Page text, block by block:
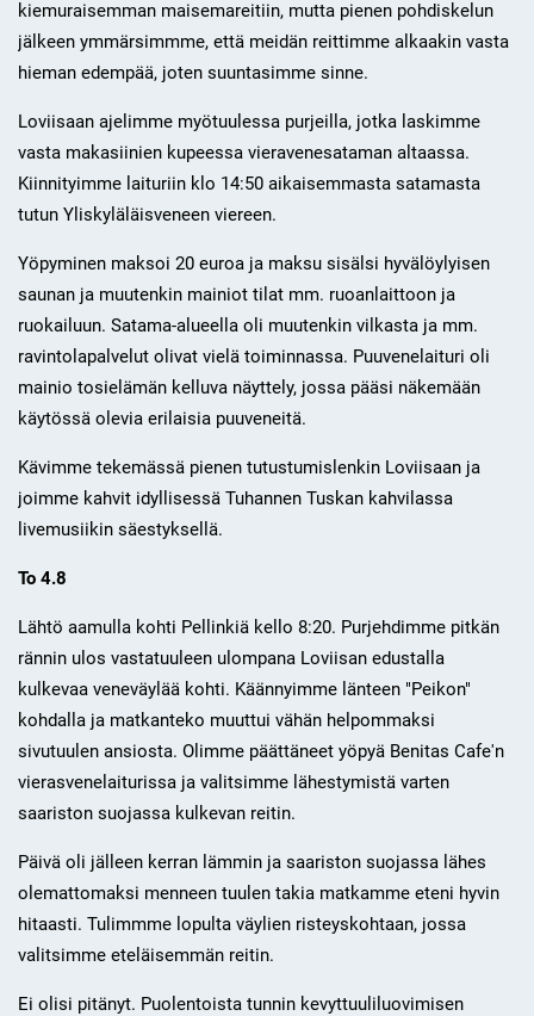
kiemuraisemman maisemareitiin, mutta pienen pohdiskelun
jälkeen ymmärsimmme, että meidän reittimme alkaakin vasta
hieman edempää, joten suuntasimme sinne.
Loviisaan ajelimme myötuulessa purjeilla, jotka laskimme
vasta makasiinien kupeessa vieravenesataman altaassa.
Kiinnityimme laituriin klo 14:50 aikaisemmasta satamasta
tutun Yliskyläläisveneen viereen.
Yöpyminen maksoi 20 euroa ja maksu sisälsi hyvälöylyisen
saunan ja muutenkin mainiot tilat mm. ruoanlaittoon ja
ruokailuun. Satama-alueella oli muutenkin vilkasta ja mm.
ravintolapalvelut olivat vielä toiminnassa. Puuvenelaituri oli
mainio tosielämän kelluva näyttely, jossa pääsi näkemään
käytössä olevia erilaisia puuveneitä.
Kävimme tekemässä pienen tutustumislenkin Loviisaan ja
joimme kahvit idyllisessä Tuhannen Tuskan kahvilassa
livemusiikin säestyksellä.
To 4.8
Lähtö aamulla kohti Pellinkiä kello 8:20. Purjehdimme pitkän
rännin ulos vastatuuleen ulompana Loviisan edustalla
kulkevaa veneväylää kohti. Käännyimme länteen "Peikon"
kohdalla ja matkanteko muuttui vähän helpommaksi
sivutuulen ansiosta. Olimme päättäneet yöpyä Benitas Cafe'n
vierasvenelaiturissa ja valitsimme lähestymistä varten
saariston suojassa kulkevan reitin.
Päivä oli jälleen kerran lämmin ja saariston suojassa lähes
olemattomaksi menneen tuulen takia matkamme eteni hyvin
hitaasti. Tulimmme lopulta väylien risteyskohtaan, jossa
valitsimme eteläisemmän reitin.
Ei olisi pitänyt. Puolentoista tunnin kevyttuuliluovimisen